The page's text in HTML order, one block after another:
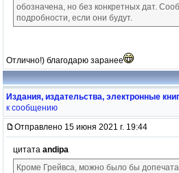
обозначена, но без конкретных дат.
подробности, если они будут.
Отлично!) благодарю заранее
Издания, издательства, электронные
к сообщению
Отправлено 15 июня 2021 г. 19:44
цитата andipa
Кроме Грейвса, можно было бы